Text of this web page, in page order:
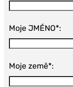
Moje JMÉNO*:
Moje země*: